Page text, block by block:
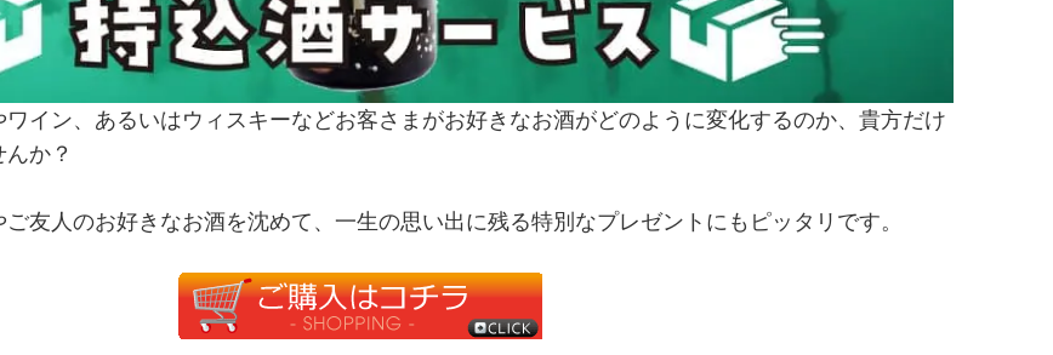
イン、あるいはウィスキーなどお客さまがお好きなお酒がどのように変化するのか、貴方だけ
か？
友人のお好きなお酒を沈めて、一生の思い出に残る特別なプレゼントにもピッタリです。